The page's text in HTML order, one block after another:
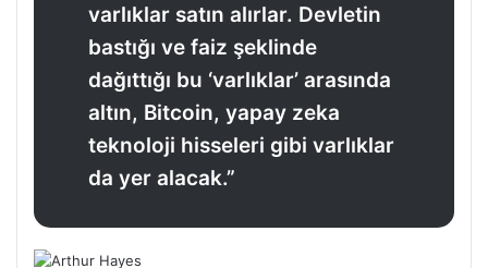
varlıklar satın alırlar. Devletin
bastığı ve faiz şeklinde
dağıttığı bu ‘varlıklar’ arasında
altın, Bitcoin, yapay zeka
teknoloji hisseleri gibi varlıklar
da yer alacak.”